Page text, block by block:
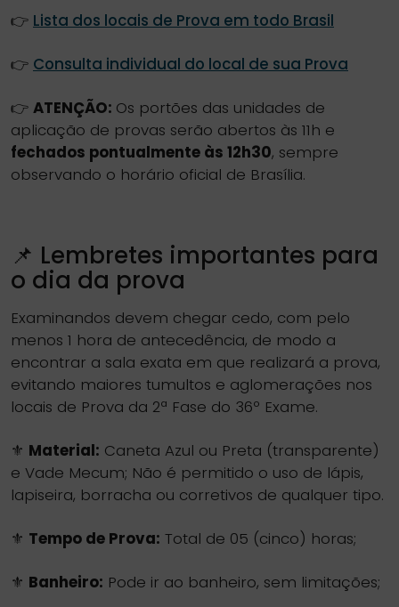
👉 Lista dos locais de Prova em todo Brasil
👉 Consulta individual do local de sua Prova
👉 ATENÇÃO: Os portões das unidades de
aplicação de provas serão abertos às 11h e
fechados pontualmente às 12h30, sempre
observando o horário oficial de Brasília.
📌 Lembretes importantes para
o dia da prova
Examinandos devem chegar cedo, com pelo
menos 1 hora de antecedência, de modo a
encontrar a sala exata em que realizará a prova,
evitando maiores tumultos e aglomerações nos
locais de Prova da 2ª Fase do 36º Exame.
⚜️ Material: Caneta Azul ou Preta (transparente)
e Vade Mecum; Não é permitido o uso de lápis,
lapiseira, borracha ou corretivos de qualquer tipo.
⚜️ Tempo de Prova: Total de 05 (cinco) horas;
⚜️ Banheiro: Pode ir ao banheiro, sem limitações;